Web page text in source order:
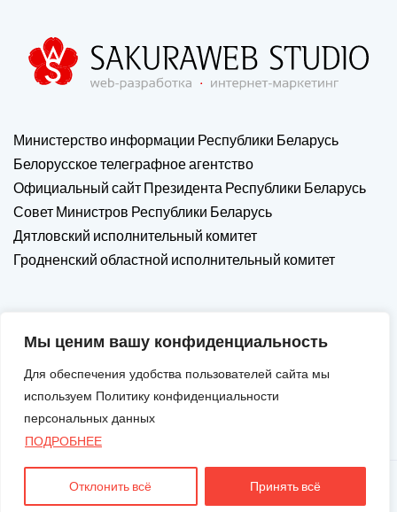
Мы ценим вашу конфиденциальность
Для обеспечения удобства пользователей сайта мы
используем Политику конфиденциальности
персональных данных
ПОДРОБНЕЕ
Отклонить всё Принять всё
Министерство информации Республики Беларусь
Белорусское телеграфное агентство
Официальный сайт Президента Республики Беларусь
Совет Министров Республики Беларусь
Дятловский исполнительный комитет
Гродненский областной исполнительный комитет
Авторские Права © 2026. Все Права Защищены.